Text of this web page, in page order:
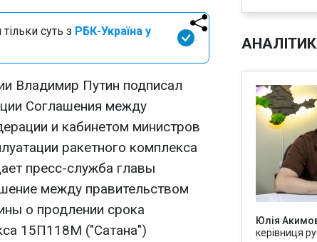
суть з РБК-Україна у
Владимир Путин подписал
Соглашения между
и кабинетом министров
ракетного комплекса
пресс-служба главы
между правительством
о продлении срока
15П118М ("Сатана")
Юлія
керівниця